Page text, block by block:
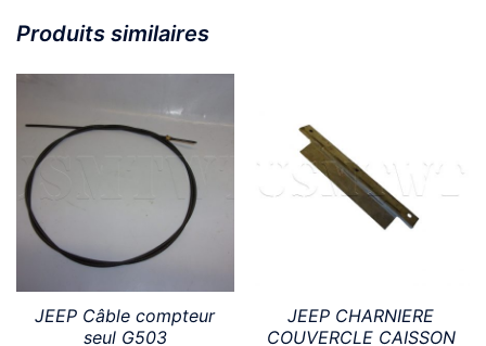
Produits similaires
JEEP Câble compteur
seul G503
JEEP CHARNIERE
COUVERCLE CAISSON